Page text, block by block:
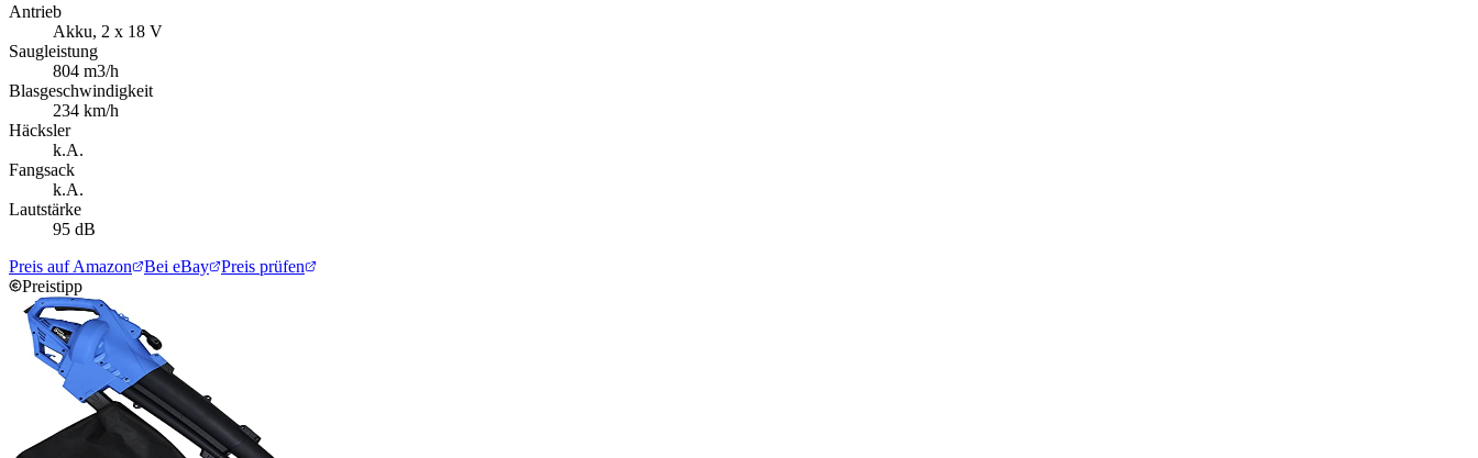
Antrieb
Akku, 2 x 18 V
Saugleistung
804 m3/h
Blasgeschwindigkeit
234 km/h
Häcksler
k.A.
Fangsack
k.A.
Lautstärke
95 dB
Preis auf Amazon
Bei eBay
Preis prüfen
Preistipp